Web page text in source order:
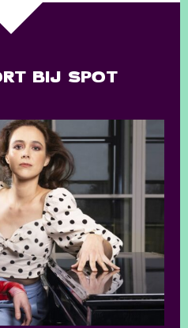
BIJ SPOT